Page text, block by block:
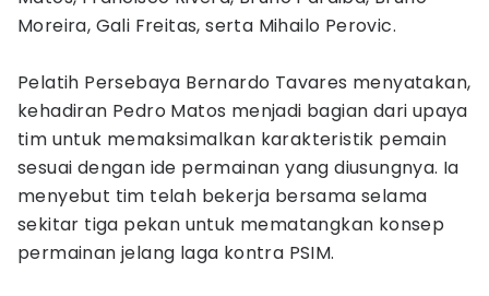
Moreira, Gali Freitas, serta Mihailo Perovic.
Pelatih Persebaya Bernardo Tavares menyatakan,
kehadiran Pedro Matos menjadi bagian dari upaya
tim untuk memaksimalkan karakteristik pemain
sesuai dengan ide permainan yang diusungnya. Ia
menyebut tim telah bekerja bersama selama
sekitar tiga pekan untuk mematangkan konsep
permainan jelang laga kontra PSIM.